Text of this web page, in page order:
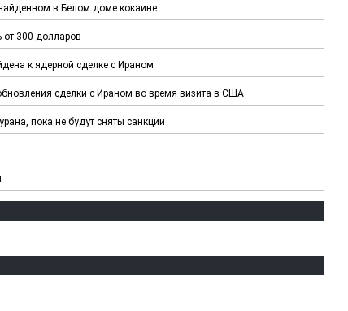
в Белом доме кокаине
от 300 долларов
к ядерной сделке с Ираном
сделки с Ираном во время визита в США
пока не будут сняты санкции